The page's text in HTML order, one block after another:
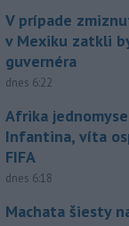
V prípade
v Mexiku zatkli
guvernéra
dnes 6:22
Afrika
Infantina, víta
FIFA
dnes 6:18
Machata šiesty